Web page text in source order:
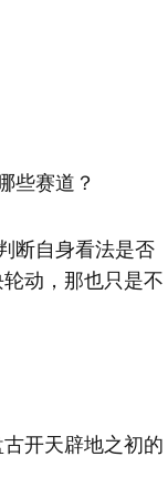
些赛道？
断自身看法是否
动，那也只是不
开天辟地之初的